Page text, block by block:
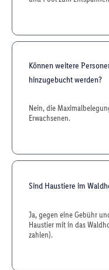
Können weitere
hinzugebucht werden?
Nein, die
Erwachsenen.
Sind Haustiere im
Ja, gegen eine Gebühr
Haustier mit in das
zahlen).